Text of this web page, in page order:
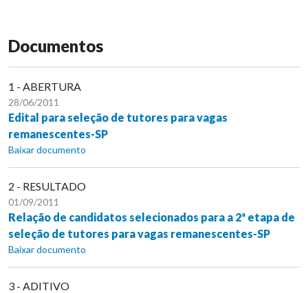
Documentos
1 - ABERTURA
28/06/2011
Edital para seleção de tutores para vagas
remanescentes-SP
Baixar documento
2 - RESULTADO
01/09/2011
Relação de candidatos selecionados para a 2ª etapa de
seleção de tutores para vagas remanescentes-SP
Baixar documento
3 - ADITIVO